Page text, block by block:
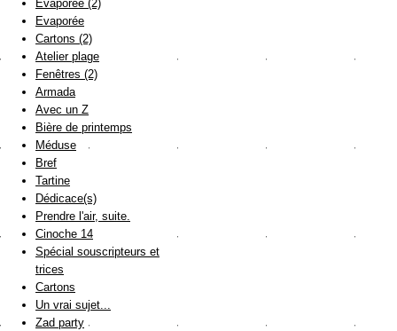
Evaporée (2)
Evaporée
Cartons (2)
Atelier plage
Fenêtres (2)
Armada
Avec un Z
Bière de printemps
Méduse
Bref
Tartine
Dédicace(s)
Prendre l'air, suite.
Cinoche 14
Spécial souscripteurs et
trices
Cartons
Un vrai sujet...
Zad party